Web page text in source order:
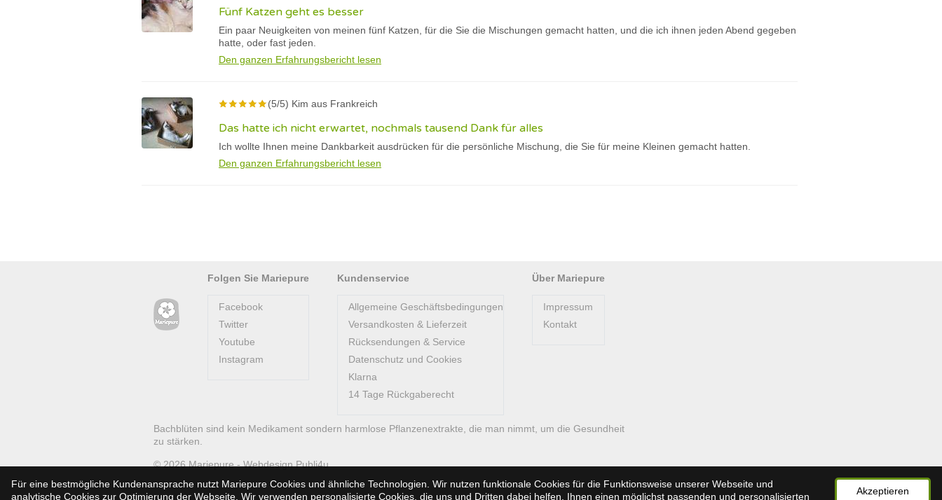
Fünf Katzen geht es besser
Ein paar Neuigkeiten von meinen fünf Katzen, für die Sie die Mischungen gemacht hatten, und die ich ihnen jeden Abend gegeben
hatte, oder fast jeden.
Den ganzen Erfahrungsbericht lesen
(5/5) Kim aus Frankreich
Das hatte ich nicht erwartet, nochmals tausend Dank für alles
Ich wollte Ihnen meine Dankbarkeit ausdrücken für die persönliche Mischung, die Sie für meine Kleinen gemacht hatten.
Den ganzen Erfahrungsbericht lesen
Für eine bestmögliche Kundenansprache nutzt Mariepure Cookies und ähnliche Technologien. Wir nutzen funktionale Cookies für die Funktionsweise unserer Webseite und
analytische Cookies zur Optimierung der Webseite. Wir verwenden personalisierte Cookies, die uns und Dritten dabei helfen, Ihnen einen möglichst passenden und personalisierten
Akzeptieren
Folgen Sie Mariepure
Facebook
Twitter
Youtube
Instagram
Kundenservice
Allgemeine Geschäftsbedingungen
Versandkosten & Lieferzeit
Rücksendungen & Service
Datenschutz und Cookies
Klarna
14 Tage Rückgaberecht
Über Mariepure
Impressum
Kontakt
Bachblüten sind kein Medikament sondern harmlose Pflanzenextrakte, die man nimmt, um die Gesundheit
zu stärken.
© 2026 Mariepure -WebdesignPubli4u